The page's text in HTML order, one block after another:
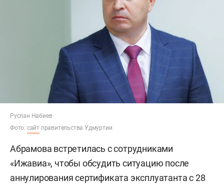
Руслан Набиев
Фото: сайт правительства Удмуртии
Абрамова встретилась с сотрудниками
«Ижавиа», чтобы обсудить ситуацию после
аннулирования сертификата эксплуатанта с 28